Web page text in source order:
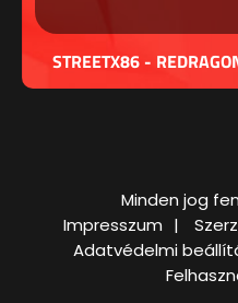
STREETX86 -
Minden jog
Impresszum
Adatvédelmi